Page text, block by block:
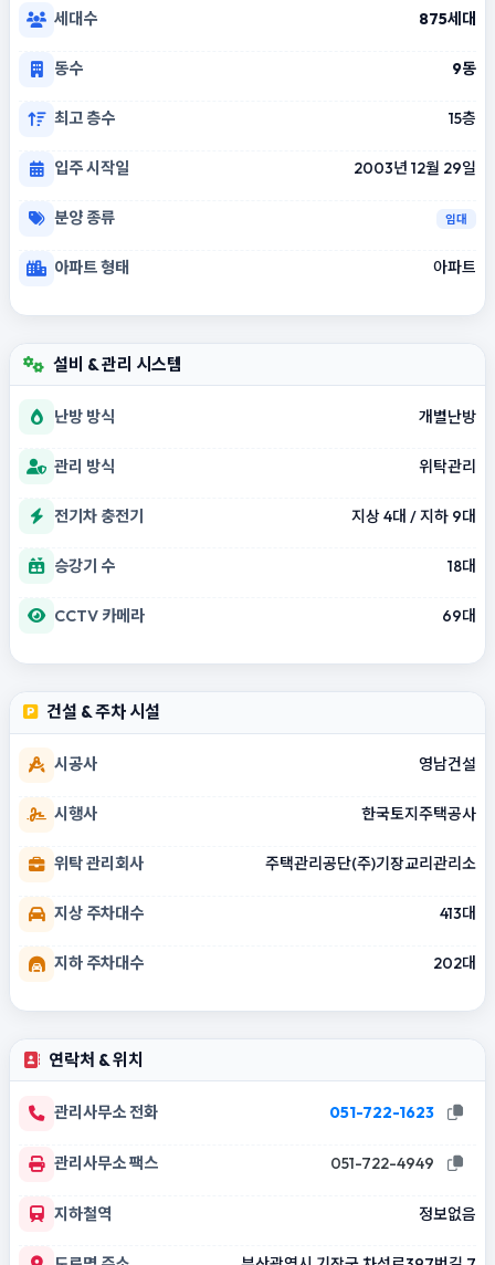
세대수 875세대
동수 9동
최고 층수 15층
입주 시작일 2003년 12월 29일
분양 종류 임대
아파트 형태 아파트
설비 & 관리 시스템
난방 방식 개별난방
관리 방식 위탁관리
전기차 충전기 지상 4대 / 지하 9대
승강기 수 18대
CCTV 카메라 69대
건설 & 주차 시설
시공사 영남건설
시행사 한국토지주택공사
위탁 관리회사 주택관리공단(주)기장교리관리소
지상 주차대수 413대
지하 주차대수 202대
연락처 & 위치
관리사무소 전화 051-722-1623
관리사무소 팩스 051-722-4949
지하철역 정보없음